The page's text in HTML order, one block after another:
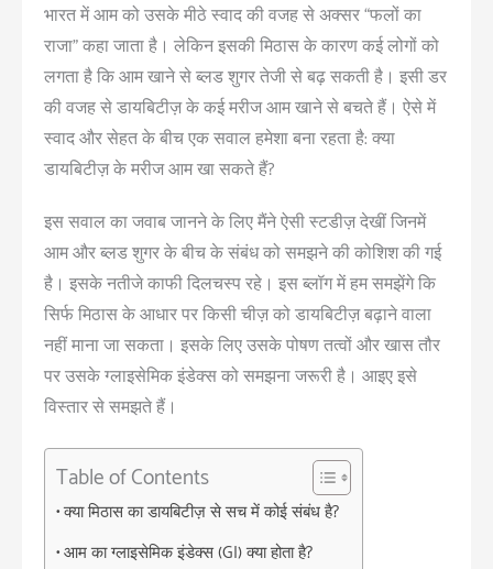
भारत में आम को उसके मीठे स्वाद की वजह से अक्सर “फलों का
राजा” कहा जाता है। लेकिन इसकी मिठास के कारण कई लोगों को
लगता है कि आम खाने से ब्लड शुगर तेजी से बढ़ सकती है। इसी डर
की वजह से डायबिटीज़ के कई मरीज आम खाने से बचते हैं। ऐसे में
स्वाद और सेहत के बीच एक सवाल हमेशा बना रहता है: क्या
डायबिटीज़ के मरीज आम खा सकते हैं?
इस सवाल का जवाब जानने के लिए मैंने ऐसी स्टडीज़ देखीं जिनमें
आम और ब्लड शुगर के बीच के संबंध को समझने की कोशिश की गई
है। इसके नतीजे काफी दिलचस्प रहे। इस ब्लॉग में हम समझेंगे कि
सिर्फ मिठास के आधार पर किसी चीज़ को डायबिटीज़ बढ़ाने वाला
नहीं माना जा सकता। इसके लिए उसके पोषण तत्वों और खास तौर
पर उसके ग्लाइसेमिक इंडेक्स को समझना जरूरी है। आइए इसे
विस्तार से समझते हैं।
Table of Contents
क्या मिठास का डायबिटीज़ से सच में कोई संबंध है?
आम का ग्लाइसेमिक इंडेक्स (GI) क्या होता है?